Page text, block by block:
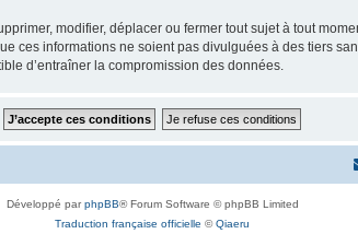
modifier, déplacer ou fermer tout sujet à tout
ces informations ne soient pas divulguées à des tiers
d’entraîner la compromission des données.
Développé parphpBB® Forum Software © phpBB Limited
Traduction française officielle ©Qiaeru